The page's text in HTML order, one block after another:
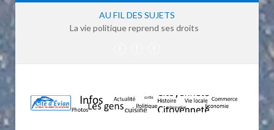
AU FIL DES SUJETS
La vie politique reprend ses droits